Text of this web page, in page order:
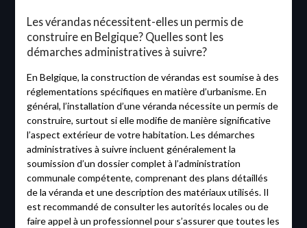
Les vérandas nécessitent-elles un permis de
construire en Belgique? Quelles sont les
démarches administratives à suivre?
En Belgique, la construction de vérandas est soumise à des
réglementations spécifiques en matière d’urbanisme. En
général, l’installation d’une véranda nécessite un permis de
construire, surtout si elle modifie de manière significative
l’aspect extérieur de votre habitation. Les démarches
administratives à suivre incluent généralement la
soumission d’un dossier complet à l’administration
communale compétente, comprenant des plans détaillés
de la véranda et une description des matériaux utilisés. Il
est recommandé de consulter les autorités locales ou de
faire appel à un professionnel pour s’assurer que toutes les